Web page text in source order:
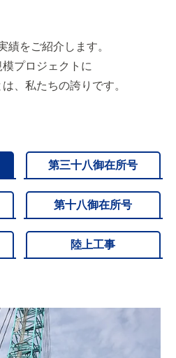
績をご紹介します。
プロジェクトに
、私たちの誇りです。
第三十八御在所号
第十八御在所号
陸上工事